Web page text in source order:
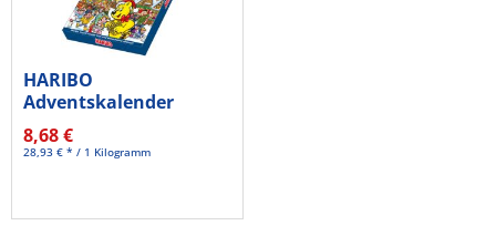
HARIBO
Adventskalender
10041344 300g
8,68 €
28,93 € * / 1 Kilogramm